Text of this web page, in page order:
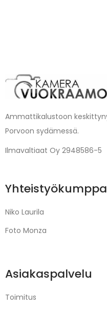
Ammattikalustoon
Porvoon sydämessä.
Ilmavaltiaat Oy 2948586-5
Niko Laurila
Foto Monza
Asiakaspalvelu
Toimitus